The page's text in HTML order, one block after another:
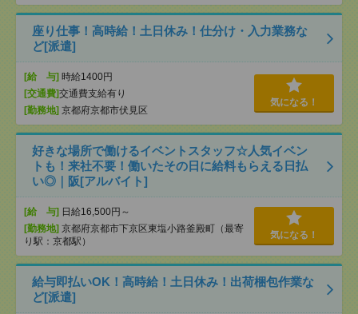
座り仕事！高時給！土日休み！仕分け・入力業務な
ど[派遣]
[給 与] 時給1400円
[交通費]交通費支給有り
[勤務地] 京都府京都市伏見区
気になる！
好きな場所で働けるイベントスタッフ☆人気イベン
トも！来社不要！働いたその日に給料もらえる日払
い◎｜阪[アルバイト]
[給 与] 日給16,500円～
[勤務地] 京都府京都市下京区東塩小路釜殿町（最寄
り駅：京都駅）
気になる！
給与即払いOK！高時給！土日休み！出荷梱包作業な
ど[派遣]